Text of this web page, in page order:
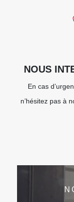
NOUS
En cas
n’hésitez pas à